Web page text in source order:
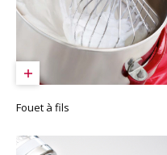
Fouet à fils